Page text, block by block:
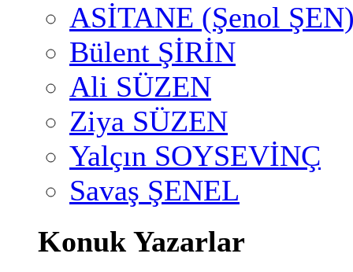
ASİTANE (Şenol
Bülent ŞİRİN
Ali SÜZEN
Ziya SÜZEN
Yalçın SOYSEVİNÇ
Savaş ŞENEL
Konuk Yazarlar